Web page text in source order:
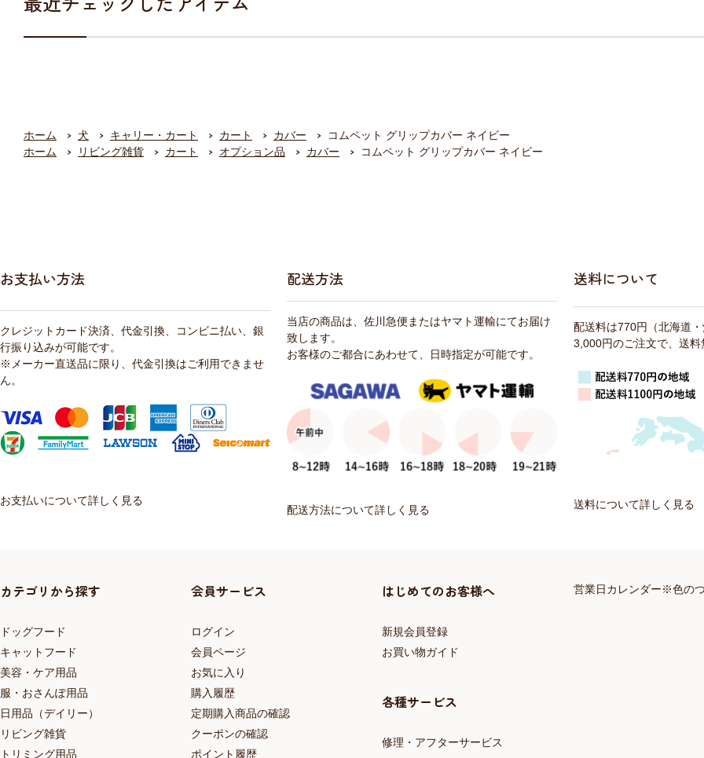
ホーム 犬 キャリー・カート カート カバー
コムペット グリップカバー ネイビー
ホーム
リビング雑貨 カート オプション品 カバー コムペット グリップカバー ネイビー
お支払い方法
クレジットカード決済、代金引換、コンビニ払い、銀
行振り込みが可能です。
※メーカー直送品に限り、代金引換はご利用できませ
ん。
お支払いについて詳しく見る
配送方法
当店の商品は、佐川急便またはヤマト運輸にてお届け
致します。
お客様のご都合にあわせて、日時指定が可能です。
配送方法について詳しく見る
送料について
配送料は770円（北海道
3,000円のご注文で、送
送料について詳しく見る
カテゴリから探す
ドッグフード
キャットフード
美容・ケア用品
服・おさんぽ用品
日用品（デイリー）
リビング雑貨
トリミング用品
会員サービス
ログイン
会員ページ
お気に入り
購入履歴
定期購入商品の確認
クーポンの確認
ポイント履歴
はじめてのお客様へ
新規会員登録
お買い物ガイド
各種サービス
修理・アフターサービス
営業日カレンダー※色の